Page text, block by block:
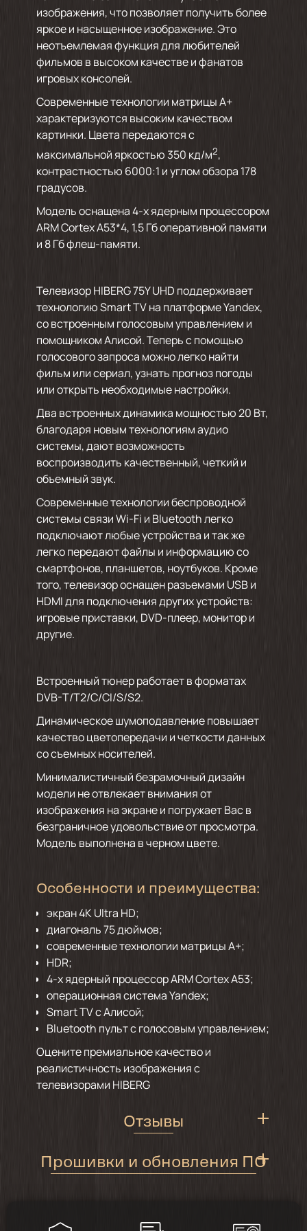
изображения, что позволяет получить более
яркое и насыщенное изображение. Это
неотъемлемая функция для любителей
фильмов в высоком качестве и фанатов
игровых консолей.
Современные технологии матрицы А+
характеризуются высоким качеством
картинки. Цвета передаются с
максимальной яркостью 350 кд/м2,
контрастностью 6000:1 и углом обзора 178
градусов.
Модель оснащена 4-х ядерным процессором
ARM Cortex A53*4, 1,5 Гб оперативной памяти
и 8 Гб флеш-памяти.
Телевизор HIBERG 75Y UHD поддерживает
технологию Smart TV на платформе Yandex,
со встроенным голосовым управлением и
помощником Алисой. Теперь с помощью
голосового запроса можно легко найти
фильм или сериал, узнать прогноз погоды
или открыть необходимые настройки.
Два встроенных динамика мощностью 20 Вт,
благодаря новым технологиям аудио
системы, дают возможность
воспроизводить качественный, четкий и
объемный звук.
Современные технологии беспроводной
системы связи Wi-Fi и Bluetooth легко
подключают любые устройства и так же
легко передают файлы и информацию со
смартфонов, планшетов, ноутбуков. Кроме
того, телевизор оснащен разъемами USB и
HDMI для подключения других устройств:
игровые приставки, DVD-плеер, монитор и
другие.
Встроенный тюнер работает в форматах
DVB-T/T2/C/СI/S/S2.
Динамическое шумоподавление повышает
качество цветопередачи и четкости данных
со съемных носителей.
Минималистичный безрамочный дизайн
модели не отвлекает внимания от
изображения на экране и погружает Вас в
безграничное удовольствие от просмотра.
Модель выполнена в черном цвете.
Особенности и преимущества:
экран 4K Ultra HD;
диагональ 75 дюймов;
современные технологии матрицы А+;
HDR;
4-х ядерный процессор ARM Cortex A53;
операционная система Yandex;
Smart TV с Алисой;
Bluetooth пульт с голосовым управлением;
Оцените премиальное качество и
реалистичность изображения с
телевизорами HIBERG
Отзывы
Прошивки и обновления ПО